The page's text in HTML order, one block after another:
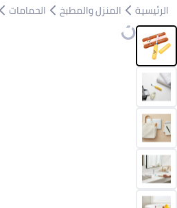
الرئيسية المنزل والمطبخ الحمامات